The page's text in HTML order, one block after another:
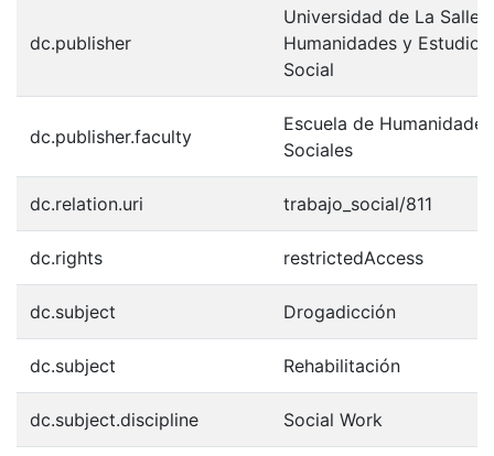
dc.publisher
Universidad de La Salle.
Humanidades y
Social
dc.publisher.faculty
Escuela de
Sociales
dc.relation.uri trabajo_social/811
dc.rights restrictedAccess
dc.subject Drogadicción
dc.subject Rehabilitación
dc.subject.discipline Social Work